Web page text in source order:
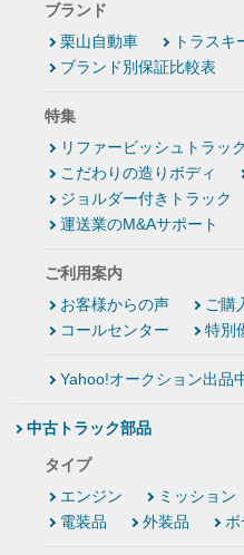
ブランド
栗山自動車
トラスキ
ブランド別保証比較表
特集
リファービッシュトラック
こだわりの造りボディ
ジョルダー付きトラック
運送業のM&Aサポート
ご利用案内
お客様からの声
ご購
コールセンター
特別
Yahoo!オークション出品
中古トラック部品
タイプ
エンジン
ミッション
電装品
外装品